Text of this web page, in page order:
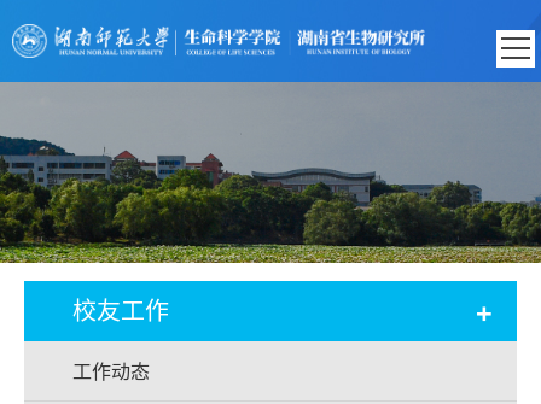
校友工作 +
工作动态